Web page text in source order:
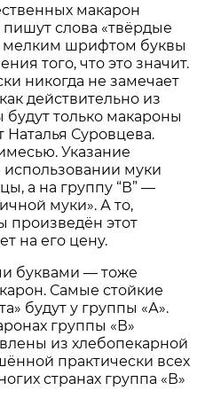
макарон
слова «твёрдые
мелким шрифтом буквы
того, что это значит.
никогда не замечает
действительно из
только макароны
Наталья Суровцева.
Указание
использовании муки
а на группу “В” —
муки». А то,
произведён этот
на его цену.
буквами — тоже
Самые стойкие
будут у группы «А».
группы «В»
из хлебопекарной
практически всех
странах группа «В»